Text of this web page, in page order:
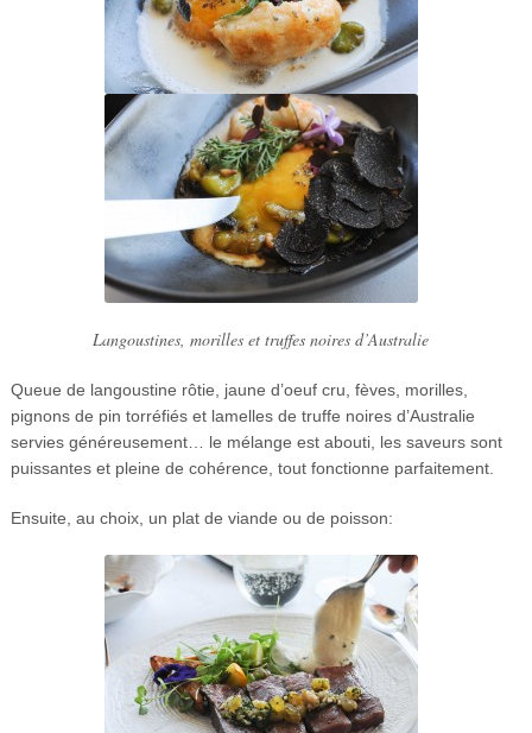
Langoustines, morilles et truffes noires d’Australie
Queue de langoustine rôtie, jaune d’oeuf cru, fèves, morilles,
pignons de pin torréfiés et lamelles de truffe noires d’Australie
servies généreusement… le mélange est abouti, les saveurs sont
puissantes et pleine de cohérence, tout fonctionne parfaitement.
Ensuite, au choix, un plat de viande ou de poisson: